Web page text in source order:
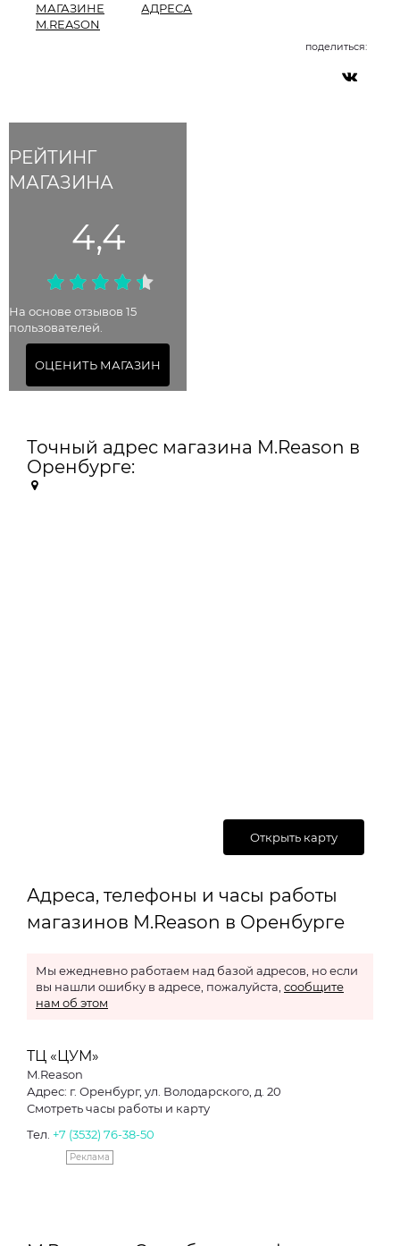
РЕЙТИНГ
МАГАЗИНА
4,4
На основе отзывов 15
пользователей.
ОЦЕНИТЬ МАГАЗИН
МАГАЗИНЕ
M.REASON
АДРЕСА
поделиться:
Точный адрес магазина M.Reason в
Оренбурге:
Открыть карту
Адреса, телефоны и часы работы
магазинов M.Reason в Оренбурге
Мы ежедневно работаем над базой адресов, но если
вы нашли ошибку в адресе, пожалуйста, сообщите
нам об этом
ТЦ «ЦУМ»
M.Reason
Адрес: г. Оренбург, ул. Володарского, д. 20
Смотреть часы работы и карту
Тел. +7 (3532) 76-38-50
Реклама